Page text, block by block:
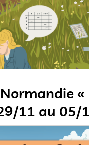
«
11 au 05/